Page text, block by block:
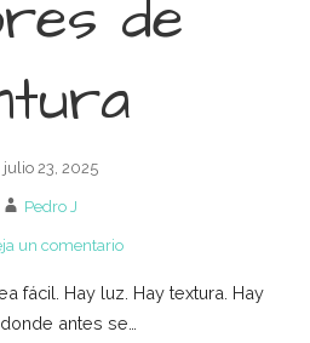
de
julio 23, 2025
Pedro J
un comentario
fácil. Hay luz. Hay textura. Hay
antes se…